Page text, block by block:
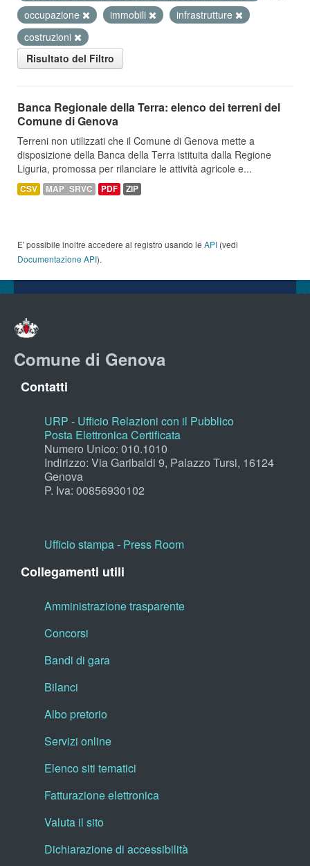
occupazione
immobili
infrastrutture
costruzioni
Risultato del Filtro
Banca Regionale della Terra: elenco dei terreni del
Comune di Genova
Terreni non utilizzati che il Comune di Genova mette a
disposizione della Banca della Terra istituita dalla Regione
Liguria, promossa per rilanciare le attività agricole e...
CSV MAP_SRVC PDF ZIP
E' possibile inoltre accedere al registro usando le API (vedi
Documentazione API).
Comune di Genova
Contatti
URP - Ufficio Relazioni con il Pubblico
Posta Elettronica Certificata
Numero Unico: 010.1010
Indirizzo: Via Garibaldi 9, Palazzo Tursi, 16124
Genova
P. Iva: 00856930102
Ufficio stampa - Press Room
Collegamenti utili
Amministrazione trasparente
Concorsi
Bandi di gara
Bilanci
Albo pretorio
Servizi online
Elenco siti tematici
Fatturazione elettronica
Valuta il sito
Dichiarazione di accessibilità